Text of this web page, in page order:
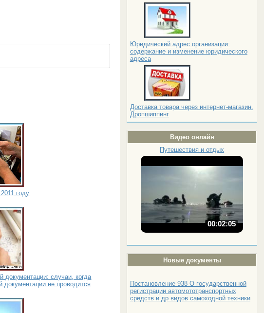
Юридический адрес организации:
содержание и изменение юридического
адреса
Доставка товара через интернет-магазин.
Дропшиппинг
Видео онлайн
Путешествия и отдых
00:02:05
Новые документы
Постановление 938 О государственной
регистрации автомототранспортных
средств и др видов самоходной техники
году
документации: случаи, когда
документации не проводится